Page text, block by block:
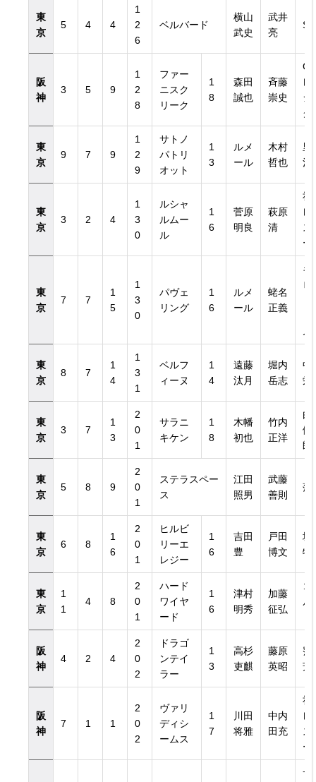
東
京
5 4 4
1
2
6
ベルバード
横山
武史
武井
亮
阪
神
3 5 9
1
2
8
ファー
ニスク
リーク
1
8
森田
誠也
斉藤
崇史
G1
レ
シ
グ
東
京
9 7 9
1
2
9
サトノ
パトリ
オット
1
3
ルメ
ール
木村
哲也
里
治
東
京
3 2 4
1
3
0
ルシャ
ルムー
ル
1
6
菅原
明良
萩原
清
社
レ
ス
ー
東
京
7 7
1
5
1
3
0
パヴェ
リング
1
6
ルメ
ール
蛯名
正義
キ
ロ
ム
東
京
8 7
1
4
1
3
1
ベルフ
ィーヌ
1
4
遠藤
汰月
堀内
岳志
中
栄
東
京
3 7
1
3
2
0
1
サラニ
キケン
1
8
木幡
初也
竹内
正洋
由
健
郎
東
京
5 8 9
2
0
1
ステラスペー
ス
江田
照男
武藤
善則
落
東
京
6 8
1
6
2
0
1
ヒルビ
リーエ
レジー
1
6
吉田
豊
戸田
博文
坂
牧
東
京
1
1
4 8
2
0
1
ハード
ワイヤ
ード
1
6
津村
明秀
加藤
征弘
ゴ
ル
阪
神
4 2 4
2
0
2
ドラゴ
ンテイ
ラー
1
3
高杉
吏麒
藤原
英昭
窪
芳
阪
神
7 1 1
2
0
2
ヴァリ
ディシ
ームス
1
7
川田
将雅
中内
田充
社
レ
ス
ー
サ